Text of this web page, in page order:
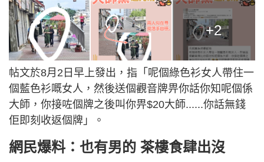
+2
帖文於8月2日早上發出，指「呢個綠色衫女人帶住一
個藍色衫嘅女人，然後送個觀音牌畀你話你知呢個係
大師，你接咗個牌之後叫你畀$20大師......你話無錢
佢即刻收返個牌」。
網民爆料：也有男的 茶樓食肆出沒